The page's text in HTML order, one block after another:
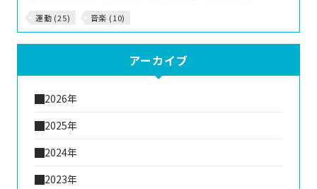
運動 (25) 音楽 (10)
アーカイブ
2026年
2025年
2024年
2023年